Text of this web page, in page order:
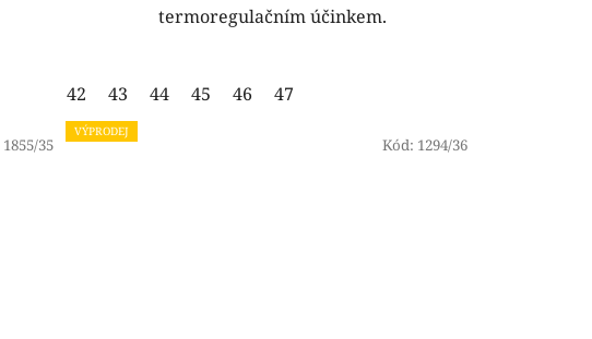
termoregulačním účinkem.
42 43 44 45 46 47
1855/35
VÝPRODEJ
Kód: 1294/36